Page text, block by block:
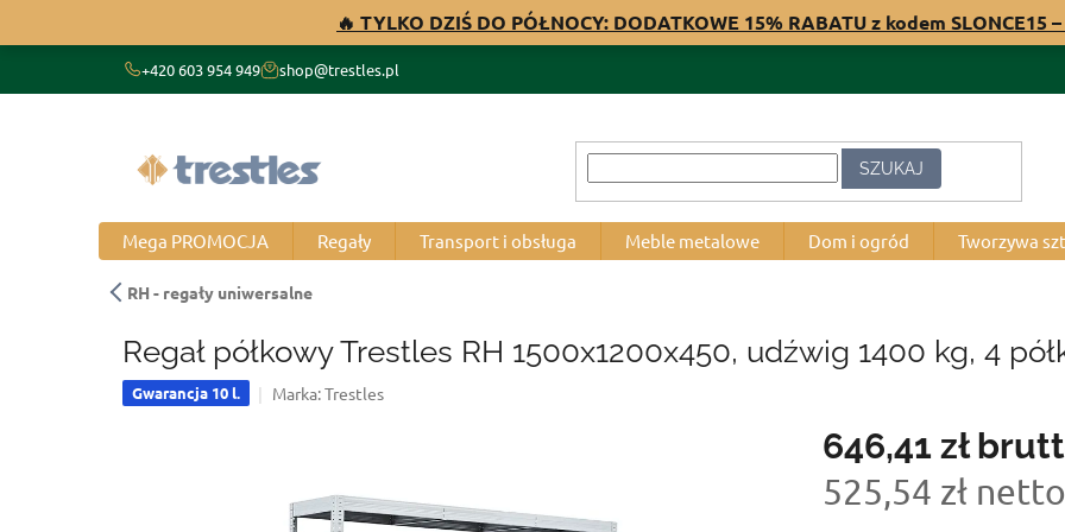
🔥 TYLKO DZIŚ DO PÓŁNOCY: DODATKOWE 15% RABATU z kodem SLONCE15
+420 603 954 949 shop@trestles.pl
SZUKAJ
Mega PROMOCJA Regały Transport i obsługa Meble metalowe Dom i ogród Tworzywa
RH - regały uniwersalne
Regał półkowy Trestles RH 1500x1200x450, udźwig 1400 kg, 4
Gwarancja 10 l. Marka:Trestles
646,41 zł
525,54 zł netto